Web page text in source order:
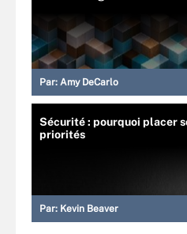
Par: Amy DeCarlo
Sécurité : pourquoi placer
priorités
Par: Kevin Beaver